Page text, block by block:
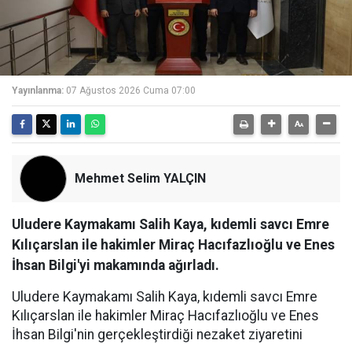
Yayınlanma: 07 Ağustos 2026 Cuma 07:00
Mehmet Selim YALÇIN
Uludere Kaymakamı Salih Kaya, kıdemli savcı Emre
Kılıçarslan ile hakimler Miraç Hacıfazlıoğlu ve Enes
İhsan Bilgi'yi makamında ağırladı.
Uludere Kaymakamı Salih Kaya, kıdemli savcı Emre
Kılıçarslan ile hakimler Miraç Hacıfazlıoğlu ve Enes
İhsan Bilgi'nin gerçekleştirdiği nezaket ziyaretini